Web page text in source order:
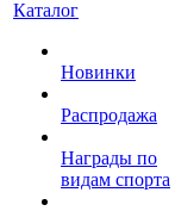
Каталог
Новинки
Распродажа
Награды по
видам спорта